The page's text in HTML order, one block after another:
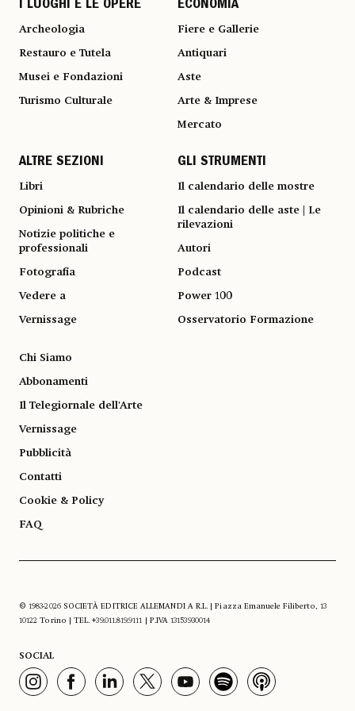
I LUOGHI E LE OPERE
Archeologia
Restauro e Tutela
Musei e Fondazioni
Turismo Culturale
ECONOMIA
Fiere e Gallerie
Antiquari
Aste
Arte & Imprese
Mercato
ALTRE SEZIONI
Libri
Opinioni & Rubriche
Notizie politiche e
professionali
Fotografia
Vedere a
Vernissage
GLI STRUMENTI
Il calendario delle mostre
Il calendario delle aste | Le
rilevazioni
Autori
Podcast
Power 100
Osservatorio Formazione
Chi Siamo
Abbonamenti
Il Telegiornale dell'Arte
Vernissage
Pubblicità
Contatti
Cookie & Policy
FAQ
© 1983-2026 SOCIETÀ EDITRICE ALLEMANDI A R.L. | Piazza Emanuele Filiberto, 13
10122 Torino | TEL. +39.011.819.9111 | P.IVA 13153930014
SOCIAL